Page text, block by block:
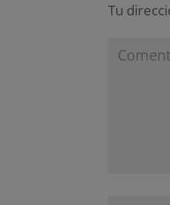
Tu